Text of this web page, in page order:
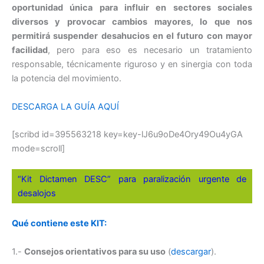
oportunidad única para influir en sectores sociales
diversos y provocar cambios mayores, lo que nos
permitirá suspender desahucios en el futuro con mayor
facilidad, pero para eso es necesario un tratamiento
responsable, técnicamente riguroso y en sinergia con toda
la potencia del movimiento.
DESCARGA LA GUÍA AQUÍ
[scribd id=395563218 key=key-lJ6u9oDe4Ory49Ou4yGA
mode=scroll]
“Kit Dictamen DESC” para paralización urgente de
desalojos
Qué contiene este KIT:
1.- Consejos orientativos para su uso (descargar).